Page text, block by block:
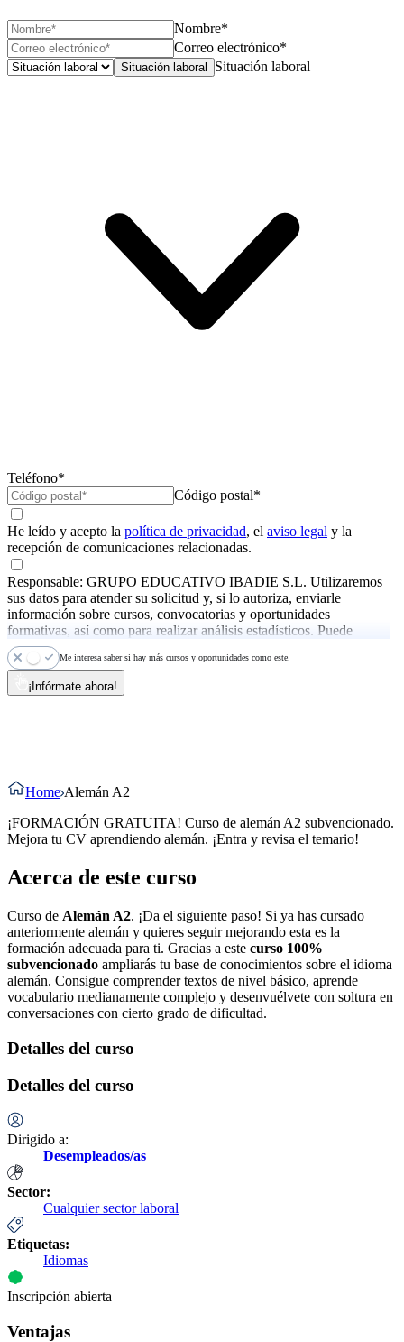
Nombre*
Correo electrónico*
Situación laboral Situación laboral
Teléfono*
Código postal*
He leído y acepto la política de privacidad, el aviso legal y la
recepción de comunicaciones relacionadas.
Responsable: GRUPO EDUCATIVO IBADIE S.L. Utilizaremos
sus datos para atender su solicitud y, si lo autoriza, enviarle
información sobre cursos, convocatorias y oportunidades
formativas, así como para realizar análisis estadísticos. Puede
ejercer sus derechos y consultar más información en la
privacidad.
Me interesa saber si hay más cursos y oportunidades como este.
¡Infórmate ahora!
Home Alemán A2
¡FORMACIÓN GRATUITA! Curso de alemán A2 subvencionado.
Mejora tu CV aprendiendo alemán. ¡Entra y revisa el temario!
Acerca de este curso
Curso de Alemán A2. ¡Da el siguiente paso! Si ya has cursado
anteriormente alemán y quieres seguir mejorando esta es la
formación adecuada para ti. Gracias a este curso 100%
subvencionado ampliarás tu base de conocimientos sobre el idioma
alemán. Consigue comprender textos de nivel básico, aprende
vocabulario medianamente complejo y desenvuélvete con soltura en
conversaciones con cierto grado de dificultad.
Detalles del curso
Detalles del curso
Dirigido a:
Desempleados/as
Sector:
Cualquier sector laboral
Etiquetas:
Idiomas
Inscripción abierta
Ventajas